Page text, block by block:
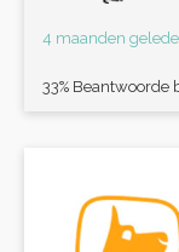
4 maanden
33% Beantwoorde